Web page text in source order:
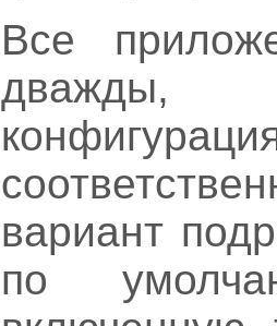
Все
вариант
по